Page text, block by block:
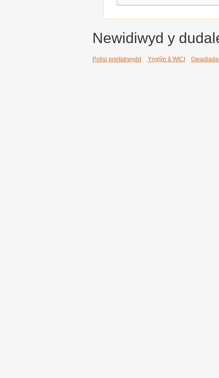
Newidiwyd y
Polisi preifatrwydd Ynglŷn â WICI